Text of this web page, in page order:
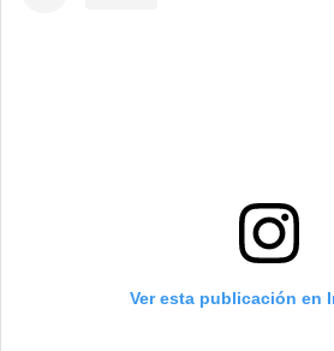
Ver esta publicación en